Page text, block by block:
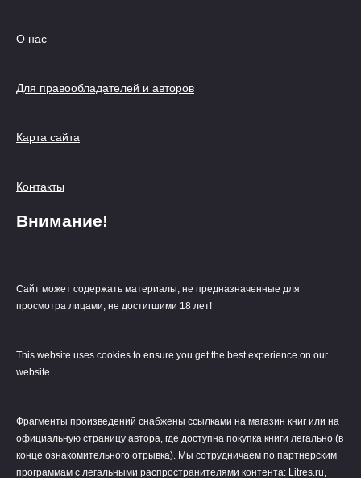
О нас
Для правообладателей и авторов
Карта сайта
Контакты
Внимание!
Сайт может содержать материалы, не предназначенные для
просмотра лицами, не достигшими 18 лет!
This website uses cookies to ensure you get the best experience on our
website.
Фрагменты произведений cнабжены ссылками на магазин книг или на
официальную страницу автора, где доступна покупка книги легально (в
конце ознакомительного отрывка). Мы сотрудничаем по партнерским
программам с легальными распространителями контента: Litres.ru,